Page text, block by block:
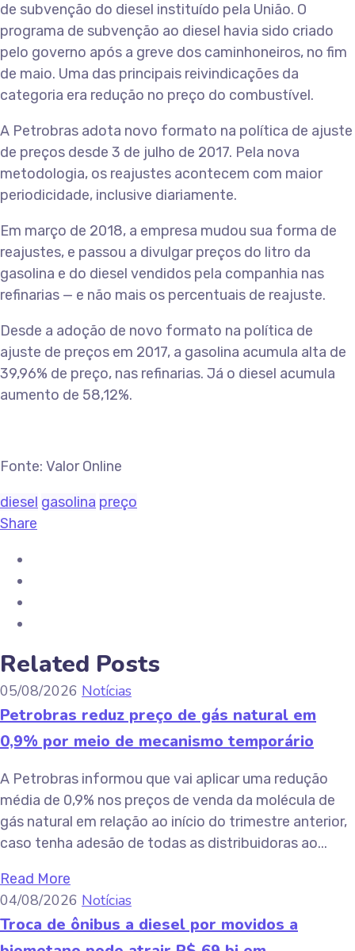
de subvenção do diesel instituído pela União. O
programa de subvenção ao diesel havia sido criado
pelo governo após a greve dos caminhoneiros, no fim
de maio. Uma das principais reivindicações da
categoria era redução no preço do combustível.
A Petrobras adota novo formato na política de ajuste
de preços desde 3 de julho de 2017. Pela nova
metodologia, os reajustes acontecem com maior
periodicidade, inclusive diariamente.
Em março de 2018, a empresa mudou sua forma de
reajustes, e passou a divulgar preços do litro da
gasolina e do diesel vendidos pela companhia nas
refinarias — e não mais os percentuais de reajuste.
Desde a adoção de novo formato na política de
ajuste de preços em 2017, a gasolina acumula alta de
39,96% de preço, nas refinarias. Já o diesel acumula
aumento de 58,12%.
Fonte: Valor Online
diesel gasolina preço
Share
Related Posts
05/08/2026 Notícias
Petrobras reduz preço de gás natural em
0,9% por meio de mecanismo temporário
A Petrobras informou que vai aplicar uma redução
média de 0,9% nos preços de venda da molécula de
gás natural em relação ao início do trimestre anterior,
caso tenha adesão de todas as distribuidoras ao...
Read More
04/08/2026 Notícias
Troca de ônibus a diesel por movidos a